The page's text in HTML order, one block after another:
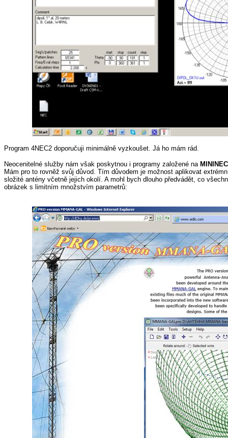
Program 4NEC2 doporučuji minimálně vyzkoušet. Já ho mám rád.
Neocenitelné služby nám však poskytnou i programy založené na MININEC
Mám pro to rovněž svůj důvod. Tím důvodem je možnost aplikovat
složité antény včetně jejich okolí. A mohl bych dlouho předvádět, co
obrázek s limitním množstvím parametrů: